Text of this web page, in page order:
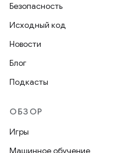
Безопасность
Исходный код
Новости
Блог
Подкасты
ОБЗОР
Игры
Машинное обучение